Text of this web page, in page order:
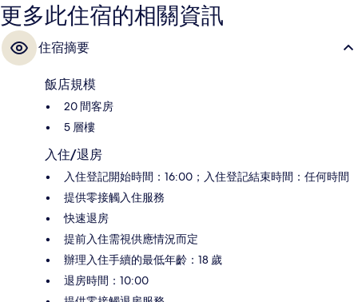
更多此住宿的相關資訊
住宿摘要
飯店規模
20 間客房
5 層樓
入住/退房
入住登記開始時間：16:00；入住登記結束時間：任何時間
提供零接觸入住服務
快速退房
提前入住需視供應情況而定
辦理入住手續的最低年齡：18 歲
退房時間：10:00